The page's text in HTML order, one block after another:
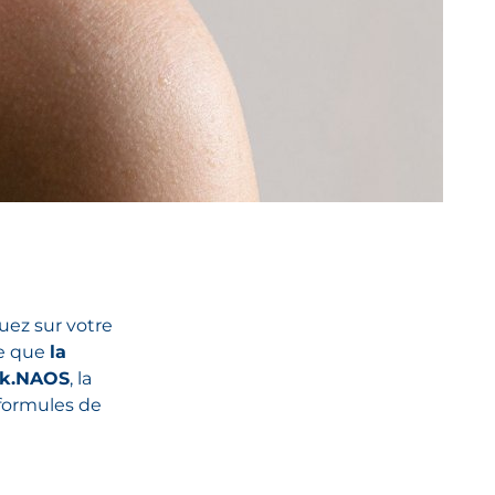
sur votre
que la
, la
de